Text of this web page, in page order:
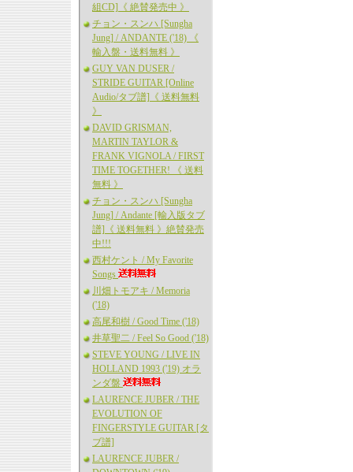
組CD]《 絶賛発売中 》
チョン・スンハ [Sungha
Jung] / ANDANTE ('18) 《
輸入盤・送料無料 》
GUY VAN DUSER /
STRIDE GUITAR [Online
Audio/タブ譜]《 送料無料
》
DAVID GRISMAN,
MARTIN TAYLOR &
FRANK VIGNOLA / FIRST
TIME TOGETHER! 《 送料
無料 》
チョン・スンハ [Sungha
Jung] / Andante [輸入版タブ
譜]《 送料無料 》絶賛発売
中!!!
西村ケント / My Favorite
Songs
川畑トモアキ / Memoria
('18)
高尾和樹 / Good Time ('18)
井草聖二 / Feel So Good ('18)
STEVE YOUNG / LIVE IN
HOLLAND 1993 ('19) オラ
ンダ盤
LAURENCE JUBER / THE
EVOLUTION OF
FINGERSTYLE GUITAR [タ
ブ譜]
LAURENCE JUBER /